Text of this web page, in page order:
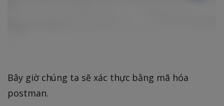
Bây giờ chúng ta sẽ xác thực bằng mã hóa
postman.